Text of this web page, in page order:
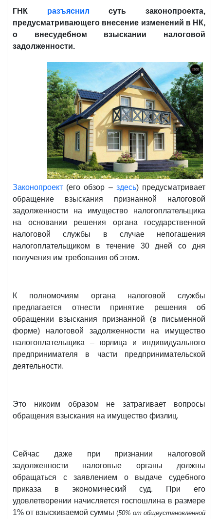
ГНК разъяснил суть законопроекта,
предусматривающего внесение изменений в НК,
о внесудебном взыскании налоговой
задолженности.
Законопроект (его обзор – здесь) предусматривает
обращение взыскания признанной налоговой
задолженности на имущество налогоплательщика
на основании решения органа государственной
налоговой службы в случае непогашения
налогоплательщиком в течение 30 дней со дня
получения им требования об этом.
К полномочиям органа налоговой службы
предлагается отнести принятие решения об
обращении взыскания признанной (в письменной
форме) налоговой задолженности на имущество
налогоплательщика – юрлица и индивидуального
предпринимателя в части предпринимательской
деятельности.
Это никоим образом не затрагивает вопросы
обращения взыскания на имущество физлиц.
Сейчас даже при признании налоговой
задолженности налоговые органы должны
обращаться с заявлением о выдаче судебного
приказа в экономический суд. При его
удовлетворении начисляется госпошлина в размере
1% от взыскиваемой суммы (50% от общеустановленной